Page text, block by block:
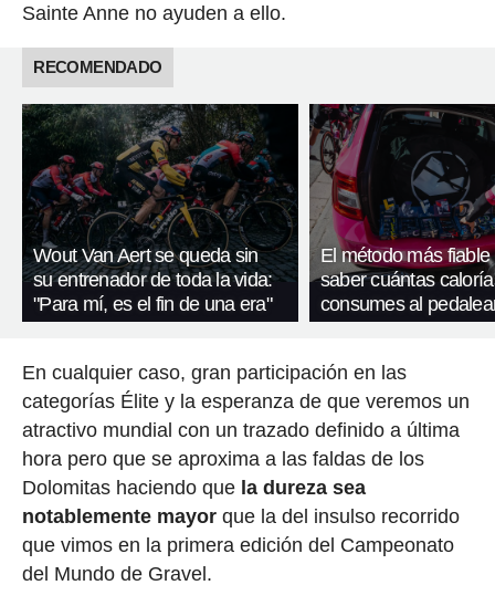
Sainte Anne no ayuden a ello.
RECOMENDADO
Wout Van Aert se queda sin
su entrenador de toda la vida:
"Para mí, es el fin de una era"
El método más fiable
saber cuántas
consumes al
En cualquier caso, gran participación en las
categorías Élite y la esperanza de que veremos un
atractivo mundial con un trazado definido a última
hora pero que se aproxima a las faldas de los
Dolomitas haciendo quela dureza sea
notablemente mayorque la del insulso recorrido
que vimos en la primera edición del Campeonato
del Mundo de Gravel.